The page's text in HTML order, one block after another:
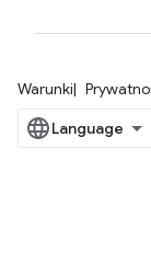
Warunki